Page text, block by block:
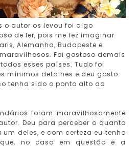
o autor os levou foi algo
de ler, pois me fez imaginar
Alemanha, Budapeste e
Foi gostoso demais
esses países. Tudo foi
mínimos detalhes e deu gosto
tenha sido o ponto alto da
foram maravilhosamente
Deu para perceber o quanto
deles, e com certeza eu tenho
no caso em questão é a